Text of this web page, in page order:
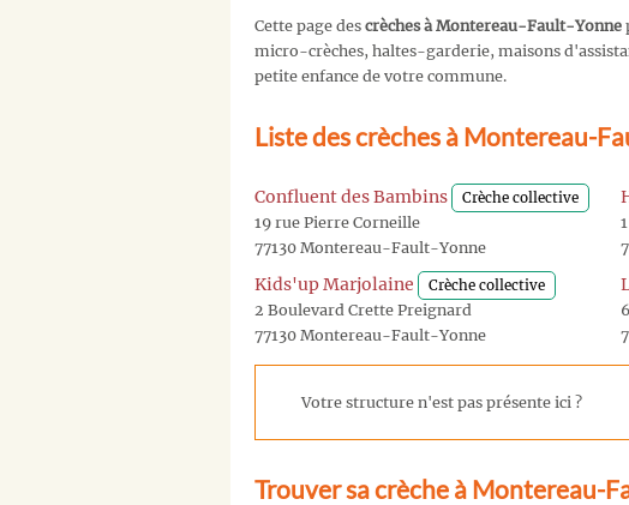
Cette page des crèches à Montereau-Fault-Yonne
micro-crèches, haltes-garderie, maisons
petite enfance de votre commune.
Liste des crèches à Montereau-
Confluent des Bambins Crèche collective
19 rue Pierre Corneille
77130 Montereau-Fault-Yonne
Kids'up Marjolaine Crèche collective
2 Boulevard Crette Preignard
77130 Montereau-Fault-Yonne
Votre structure n'est pas présente ici ?
Trouver sa crèche à Montereau-